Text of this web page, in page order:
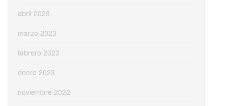
abril 2023
marzo 2023
febrero 2023
enero 2023
noviembre 2022